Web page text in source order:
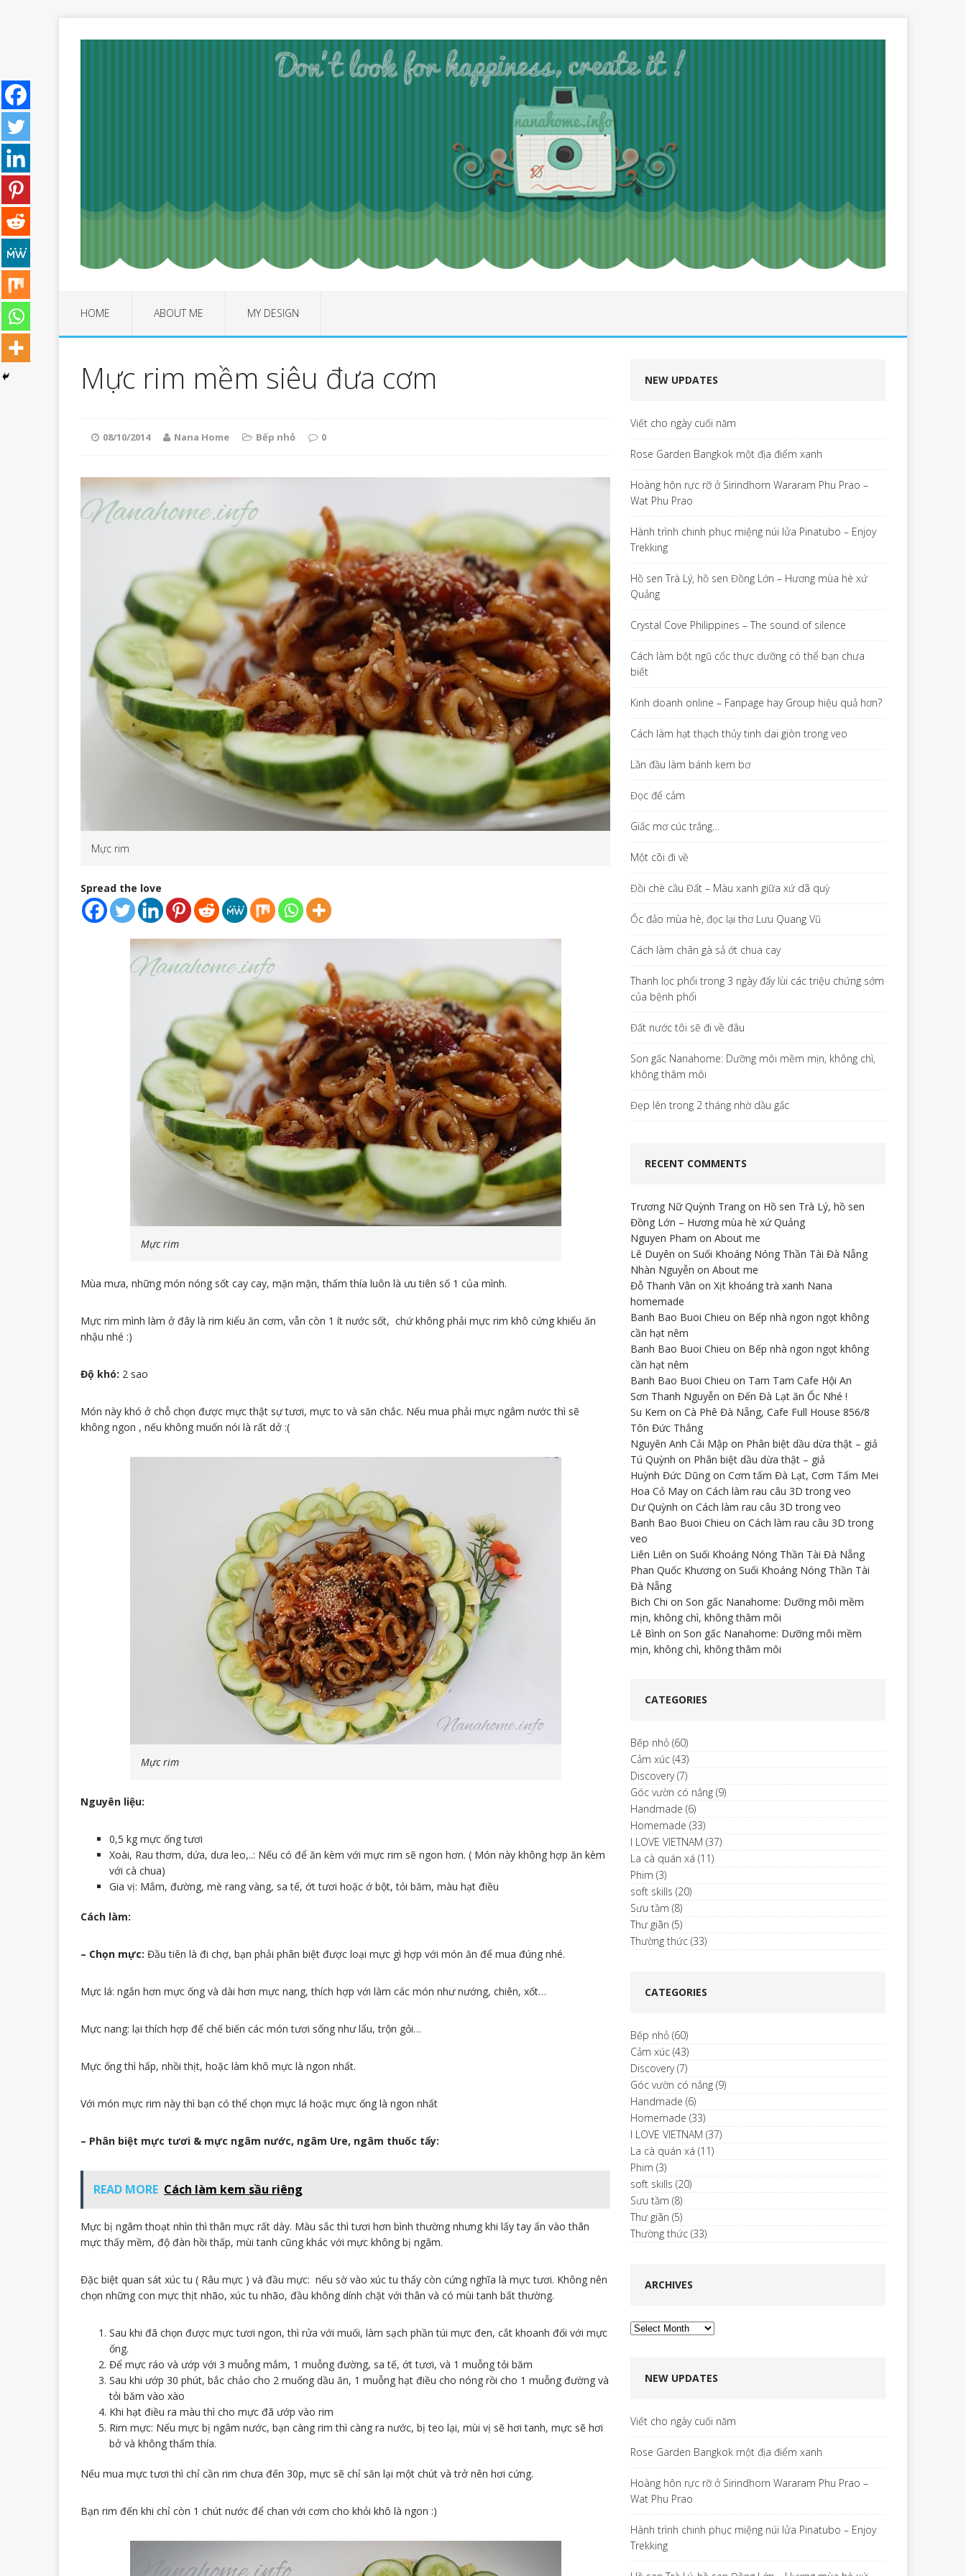
HOME ABOUT ME MY DESIGN
Mực rim mềm siêu đưa cơm
08/10/2014 Nana Home Bếp nhỏ 0
Mực rim
Spread the love
Mực rim
Mùa mưa, những món nóng sốt cay cay, mặn mặn, thấm thía luôn là ưu tiên số 1 của mình.
Mực rim mình làm ở đây là rim kiểu ăn cơm, vẫn còn 1 ít nước sốt, chứ không phải mực rim khô cứng khiểu ăn
nhậu nhé :)
Độ khó: 2 sao
Món này khó ở chỗ chọn được mực thật sự tươi, mực to và săn chắc. Nếu mua phải mực ngâm nước thì sẽ
không ngon , nếu không muốn nói là rất dở :(
Mực rim
Nguyên liệu:
0,5 kg mực ống tươi
Xoài, Rau thơm, dứa, dưa leo,..: Nếu có để ăn kèm với mực rim sẽ ngon hơn. ( Món này không hợp ăn kèm
với cà chua)
Gia vị: Mắm, đường, mè rang vàng, sa tế, ớt tươi hoặc ớ bột, tỏi băm, màu hạt điều
Cách làm:
– Chọn mực: Đầu tiên là đi chợ, bạn phải phân biệt được loại mực gì hợp với món ăn để mua đúng nhé.
Mực lá: ngắn hơn mực ống và dài hơn mực nang, thích hợp với làm các món như nướng, chiên, xốt…
Mực nang: lại thích hợp để chế biến các món tươi sống như lẩu, trộn gỏi…
Mực ống thì hấp, nhồi thịt, hoặc làm khô mực là ngon nhất.
Với món mực rim này thì bạn có thể chọn mực lá hoặc mực ống là ngon nhất
– Phân biệt mực tươi & mực ngâm nước, ngâm Ure, ngâm thuốc tẩy:
READ MORE Cách làm kem sầu riêng
Mực bị ngâm thoạt nhìn thì thân mực rất dày. Màu sắc thì tươi hơn bình thường nhưng khi lấy tay ấn vào thân
mực thấy mềm, độ đàn hồi thấp, mùi tanh cũng khác với mực không bị ngâm.
Đặc biệt quan sát xúc tu ( Râu mực ) và đầu mực: nếu sờ vào xúc tu thấy còn cứng nghĩa là mực tươi. Không nên
chọn những con mực thịt nhão, xúc tu nhão, đầu không dính chặt với thân và có mùi tanh bất thường.
Sau khi đã chọn được mực tươi ngon, thì rửa với muối, làm sạch phần túi mực đen, cắt khoanh đối với mực
ống.
Để mực ráo và ướp với 3 muỗng mắm, 1 muỗng đường, sa tế, ớt tươi, và 1 muỗng tỏi băm
Sau khi ướp 30 phút, bắc chảo cho 2 muống dầu ăn, 1 muỗng hạt điều cho nóng rồi cho 1 muỗng đường và
tỏi băm vào xào
Khi hạt điều ra màu thì cho mực đã ướp vào rim
Rim mực: Nếu mực bị ngâm nước, bạn càng rim thì càng ra nước, bị teo lại, mùi vị sẽ hơi tanh, mực sẽ hơi
bở và không thấm thía.
Nếu mua mực tươi thì chỉ cần rim chưa đến 30p, mực sẽ chỉ săn lại một chút và trở nên hơi cứng.
Bạn rim đến khi chỉ còn 1 chút nước để chan với cơm cho khỏi khô là ngon :)
NEW UPDATES
Viết cho ngày cuối năm
Rose Garden Bangkok một địa điểm xanh
Hoàng hôn rực rỡ ở Sirindhorn Wararam Phu Prao –
Wat Phu Prao
Hành trình chinh phục miệng núi lửa Pinatubo – Enjoy
Trekking
Hồ sen Trà Lý, hồ sen Đồng Lớn – Hương mùa hè xứ
Quảng
Crystal Cove Philippines – The sound of silence
Cách làm bột ngũ cốc thực dưỡng có thể bạn chưa
biết
Kinh doanh online – Fanpage hay Group hiệu quả hơn?
Cách làm hạt thạch thủy tinh dai giòn trong veo
Lần đầu làm bánh kem bơ
Đọc để cảm
Giấc mơ cúc trắng…
Một cõi đi về
Đồi chè cầu Đất – Màu xanh giữa xứ dã quỳ
Ốc đảo mùa hè, đọc lại thơ Lưu Quang Vũ
Cách làm chân gà sả ớt chua cay
Thanh lọc phổi trong 3 ngày đẩy lùi các triệu chứng sớm
của bệnh phổi
Đất nước tôi sẽ đi về đâu
Son gấc Nanahome: Dưỡng môi mềm mịn, không chì,
không thâm môi
Đẹp lên trong 2 tháng nhờ dầu gấc
RECENT COMMENTS
Trương Nữ Quỳnh Trang on Hồ sen Trà Lý, hồ sen
Đồng Lớn – Hương mùa hè xứ Quảng
Nguyen Pham onAbout me
Lê Duyên onSuối Khoáng Nóng Thần Tài Đà Nẵng
Nhàn Nguyễn onAbout me
Đỗ Thanh Vân onXịt khoáng trà xanh Nana
homemade
Banh Bao Buoi Chieu on Bếp nhà ngon ngọt không
cần hạt nêm
Banh Bao Buoi Chieu on Bếp nhà ngon ngọt không
cần hạt nêm
Banh Bao Buoi Chieu on Tam Tam Cafe Hội An
Sơn Thanh Nguyễn onĐến Đà Lạt ăn Ốc Nhé !
Su Kem onCà Phê Đà Nẵng, Cafe Full House 856/8
Tôn Đức Thắng
Nguyên Anh Cải Mập on Phân biệt dầu dừa thật – giả
Tú Quỳnh on Phân biệt dầu dừa thật – giả
Huỳnh Đức Dũng onCơm tấm Đà Lạt, Cơm Tấm Mei
Hoa Cỏ May onCách làm rau câu 3D trong veo
Dư Quỳnh onCách làm rau câu 3D trong veo
Banh Bao Buoi Chieu onCách làm rau câu 3D trong
veo
Liên Liên onSuối Khoáng Nóng Thần Tài Đà Nẵng
Phan Quốc Khương onSuối Khoáng Nóng Thần Tài
Đà Nẵng
Bich Chi onSon gấc Nanahome: Dưỡng môi mềm
mịn, không chì, không thâm môi
Lê Bình onSon gấc Nanahome: Dưỡng môi mềm
mịn, không chì, không thâm môi
CATEGORIES
Bếp nhỏ (60)
Cảm xúc (43)
Discovery(7)
Góc vườn có nắng (9)
Handmade (6)
Homemade (33)
I LOVE VIETNAM (37)
La cà quán xá (11)
Phim (3)
soft skills (20)
Sưu tầm (8)
Thư giãn (5)
Thường thức (33)
CATEGORIES
Bếp nhỏ (60)
Cảm xúc (43)
Discovery(7)
Góc vườn có nắng (9)
Handmade (6)
Homemade (33)
I LOVE VIETNAM (37)
La cà quán xá (11)
Phim (3)
soft skills (20)
Sưu tầm (8)
Thư giãn (5)
Thường thức (33)
ARCHIVES
Archives
NEW UPDATES
Viết cho ngày cuối năm
Rose Garden Bangkok một địa điểm xanh
Hoàng hôn rực rỡ ở Sirindhorn Wararam Phu Prao –
Wat Phu Prao
Hành trình chinh phục miệng núi lửa Pinatubo – Enjoy
Trekking